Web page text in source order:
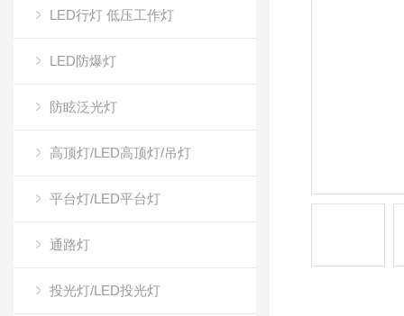
LED行灯 低压工作灯
LED防爆灯
防眩泛光灯
高顶灯/LED高顶灯/吊灯
平台灯/LED平台灯
通路灯
投光灯/LED投光灯